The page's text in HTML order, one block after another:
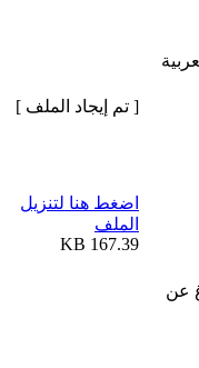
عن
[ تم إيجاد الملف ]
اضغط هنا لتنزيل
الملف
167.39 KB